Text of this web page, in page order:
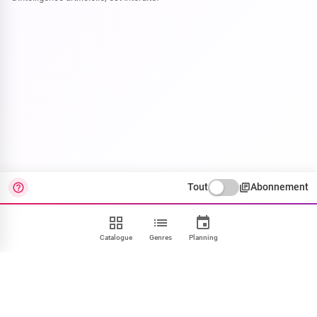
Catalogue Genres Planning
Tout Abonnement